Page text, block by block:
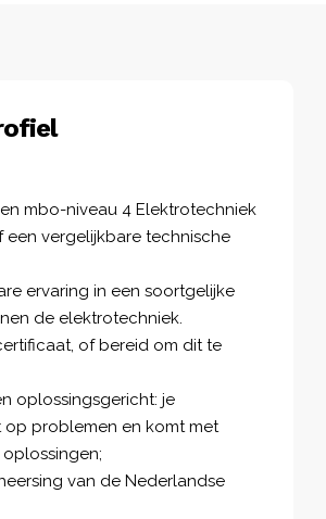
mbo-niveau 4 Elektrotechniek
een vergelijkbare technische
ervaring in een soortgelijke
de elektrotechniek.
of bereid om dit te
oplossingsgericht: je
op problemen en komt met
van de Nederlandse